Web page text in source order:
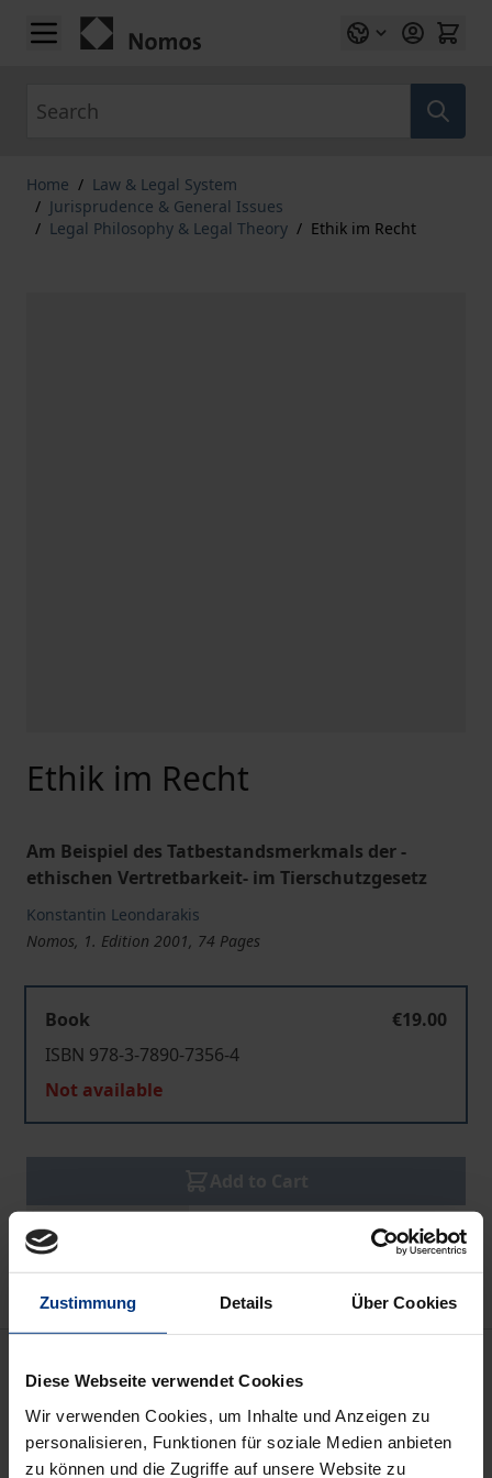
Zustimmung Details Über Cookies
Diese Webseite verwendet Cookies
Wir verwenden Cookies, um Inhalte und Anzeigen zu
personalisieren, Funktionen für soziale Medien anbieten
zu können und die Zugriffe auf unsere Website zu
Skip to Content
Home / Law & Legal System
/ Jurisprudence & General Issues
/ Legal Philosophy & Legal Theory / Ethik im Recht
Ethik im Recht
Am Beispiel des Tatbestandsmerkmals der -
ethischen Vertretbarkeit- im Tierschutzgesetz
Konstantin Leondarakis
Nomos, 1. Edition 2001, 74 Pages
Book
€19.00
ISBN 978-3-7890-7356-4
Not available
Add to Wish List
Delivery cost notice
Das vorliegende Werk mit dem Titel »Ethik im Recht
am Beispiel des Tatbestandsmerkmals der